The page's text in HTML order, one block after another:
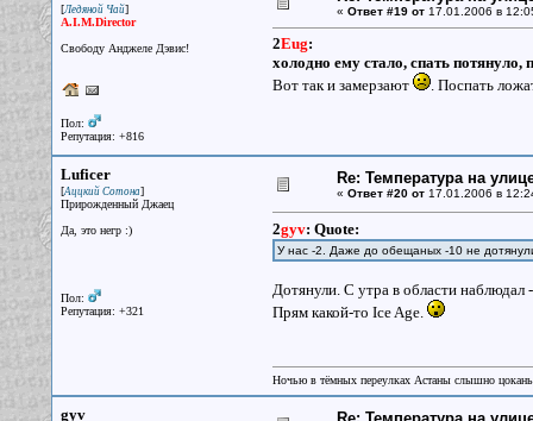
[Ледяной Чай]
A.I.M.Director
Свободу Анджеле Дэвис!
Пол:
Репутация: +816
« Ответ #19 от17.01.2006 в
2Eug:
холодно ему стало, спать потянуло,
Вот так и замерзают
. Поспать
Luficer
[Аццкий Сотона]
Прирожденный Джаец
Да, это негр :)
Пол:
Репутация: +321
Re: Температура на
« Ответ #20 от17.01.2006 в
2gyv: Quote:
У нас -2. Даже до обещаных -10 не
Дотянули. С утра в области
Прям какой-то Ice Age.
Ночью в тёмных переулках Астаны слышно
gyv